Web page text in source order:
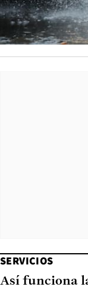
SERVICIOS
Así funciona